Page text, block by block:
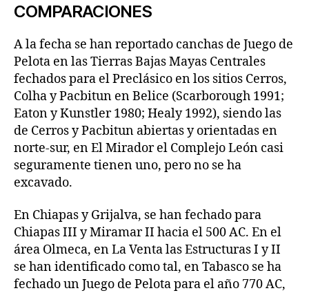
COMPARACIONES
A la fecha se han reportado canchas de Juego de
Pelota en las Tierras Bajas Mayas Centrales
fechados para el Preclásico en los sitios Cerros,
Colha y Pacbitun en Belice (Scarborough 1991;
Eaton y Kunstler 1980; Healy 1992), siendo las
de Cerros y Pacbitun abiertas y orientadas en
norte-sur, en El Mirador el Complejo León casi
seguramente tienen uno, pero no se ha
excavado.
En Chiapas y Grijalva, se han fechado para
Chiapas III y Miramar II hacia el 500 AC. En el
área Olmeca, en La Venta las Estructuras I y II
se han identificado como tal, en Tabasco se ha
fechado un Juego de Pelota para el año 770 AC,